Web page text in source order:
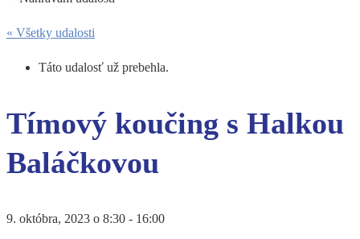
« Všetky udalosti
Táto udalosť už prebehla.
Tímový koučing s Halkou
Baláčkovou
9. októbra, 2023 o 8:30 - 16:00